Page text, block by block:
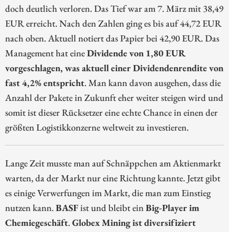
doch deutlich verloren. Das Tief war am 7. März mit 38,49
EUR erreicht. Nach den Zahlen ging es bis auf 44,72 EUR
nach oben. Aktuell notiert das Papier bei 42,90 EUR. Das
Management hat eineDividende von 1,80 EUR
vorgeschlagen, was aktuell einer Dividendenrendite von
fast 4,2% entspricht. Man kann davon ausgehen, dass die
Anzahl der Pakete in Zukunft eher weiter steigen wird und
somit ist dieser Rücksetzer eine echte Chance in einen der
größten Logistikkonzerne weltweit zu investieren.
Lange Zeit musste man auf Schnäppchen am Aktienmarkt
warten, da der Markt nur eine Richtung kannte. Jetzt gibt
es einige Verwerfungen im Markt, die man zum Einstieg
nutzen kann.BASFist und bleibt ein Big-Player im
Chemiegeschäft.Globex Mining ist diversifiziert